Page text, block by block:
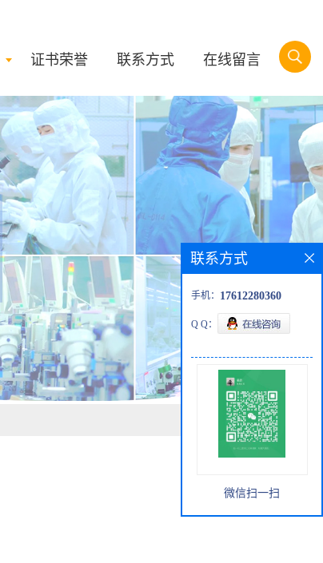
证书荣誉 联系方式 在线留言
联系方式
手机： 17612280360
Q Q：
微信扫一扫